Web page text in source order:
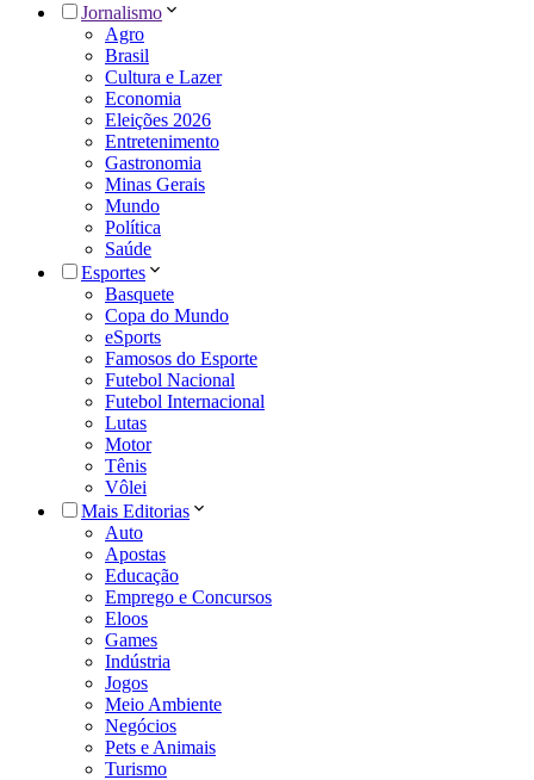
Jornalismo
Agro
Brasil
Cultura e Lazer
Economia
Eleições 2026
Entretenimento
Gastronomia
Minas Gerais
Mundo
Política
Saúde
Esportes
Basquete
Copa do Mundo
eSports
Famosos do Esporte
Futebol Nacional
Futebol Internacional
Lutas
Motor
Tênis
Vôlei
Mais Editorias
Auto
Apostas
Educação
Emprego e Concursos
Eloos
Games
Indústria
Jogos
Meio Ambiente
Negócios
Pets e Animais
Turismo